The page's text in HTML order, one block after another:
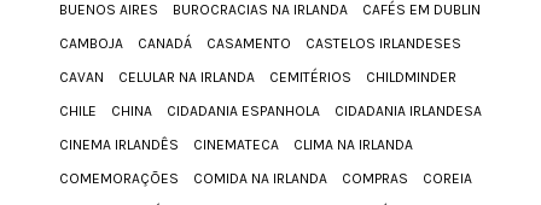
BUENOS AIRES
BUROCRACIAS NA IRLANDA
CAFÉS EM DUBLIN
CAMBOJA
CANADÁ CASAMENTO
CASTELOS IRLANDESES
CAVAN
CELULAR NA IRLANDA CEMITÉRIOS
CHILDMINDER
CHILE
CHINA CIDADANIA ESPANHOLA
CIDADANIA IRLANDESA
CINEMA IRLANDÊS
CINEMATECA
CLIMA NA IRLANDA
COMEMORAÇÕES
COMIDA NA IRLANDA COMPRAS
COREIA